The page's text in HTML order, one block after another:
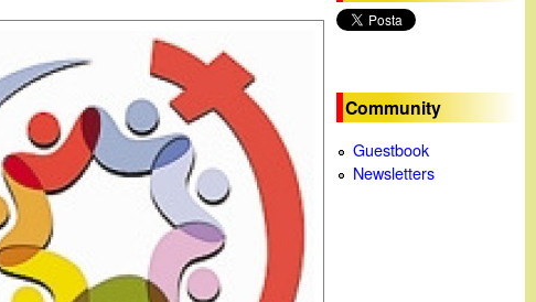
Community
Guestbook
Newsletters